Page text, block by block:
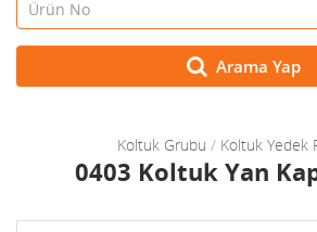
Arama Yap
Koltuk Grubu / Koltuk Yedek
0403 Koltuk Yan